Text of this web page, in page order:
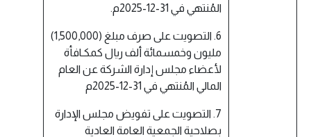
المُنتهي في 31-12-2025م.
6. التصويت على صرف مبلغ (1,500,000)
مليون وخمسمائة ألف ريال كمكـافأة
لأعضاء مجلس إدارة الشركة عن العام
المالي المُنتهي في 31-12-2025م
7. التصويت على تفويض مجلس الإدارة
بصلاحية الجمعية العامة العادية